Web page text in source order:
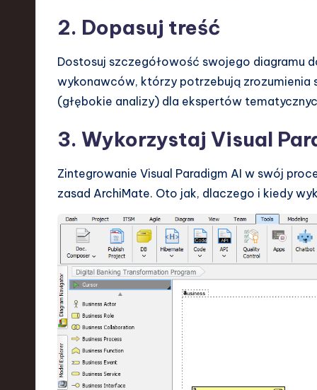
2. Dopasuj treść
Dostosuj szczegółowość swojego diagramu
wykonawców, którzy potrzebują zrozumienia
(głębokie analizy) dla ekspertów
3. Wykorzystaj Visual
Zintegrowanie Visual Paradigm AI w swój
zasad ArchiMate. Oto jak, dlaczego i kiedy